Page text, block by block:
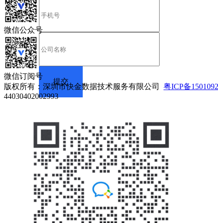
微信公众号
微信订阅号
版权所有：深圳市快金数据技术服务有限公司 粤ICP备
44030402002993